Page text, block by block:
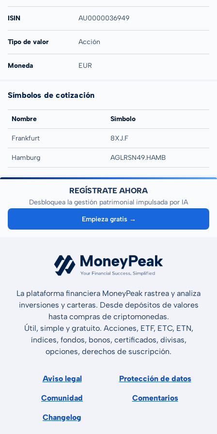
ISIN AU0000036949
Tipo de valor Acción
Moneda EUR
Símbolos de cotización
Nombre Símbolo
Frankfurt 8XJ.F
Hamburg AGLRSN49.HAMB
REGÍSTRATE AHORA
Desbloquea la gestión patrimonial impulsada por IA
Empieza gratis →
La plataforma financiera MoneyPeak rastrea y analiza
inversiones y carteras. Desde depósitos de valores
hasta compras de criptomonedas.
Útil, simple y gratuito. Acciones, ETF, ETC, ETN,
índices, fondos, bonos, certificados, divisas,
opciones, derechos de suscripción.
Aviso legal Protección de datos
Comunidad Comentarios
Changelog